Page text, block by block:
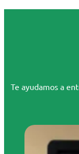
Te ayudamos a